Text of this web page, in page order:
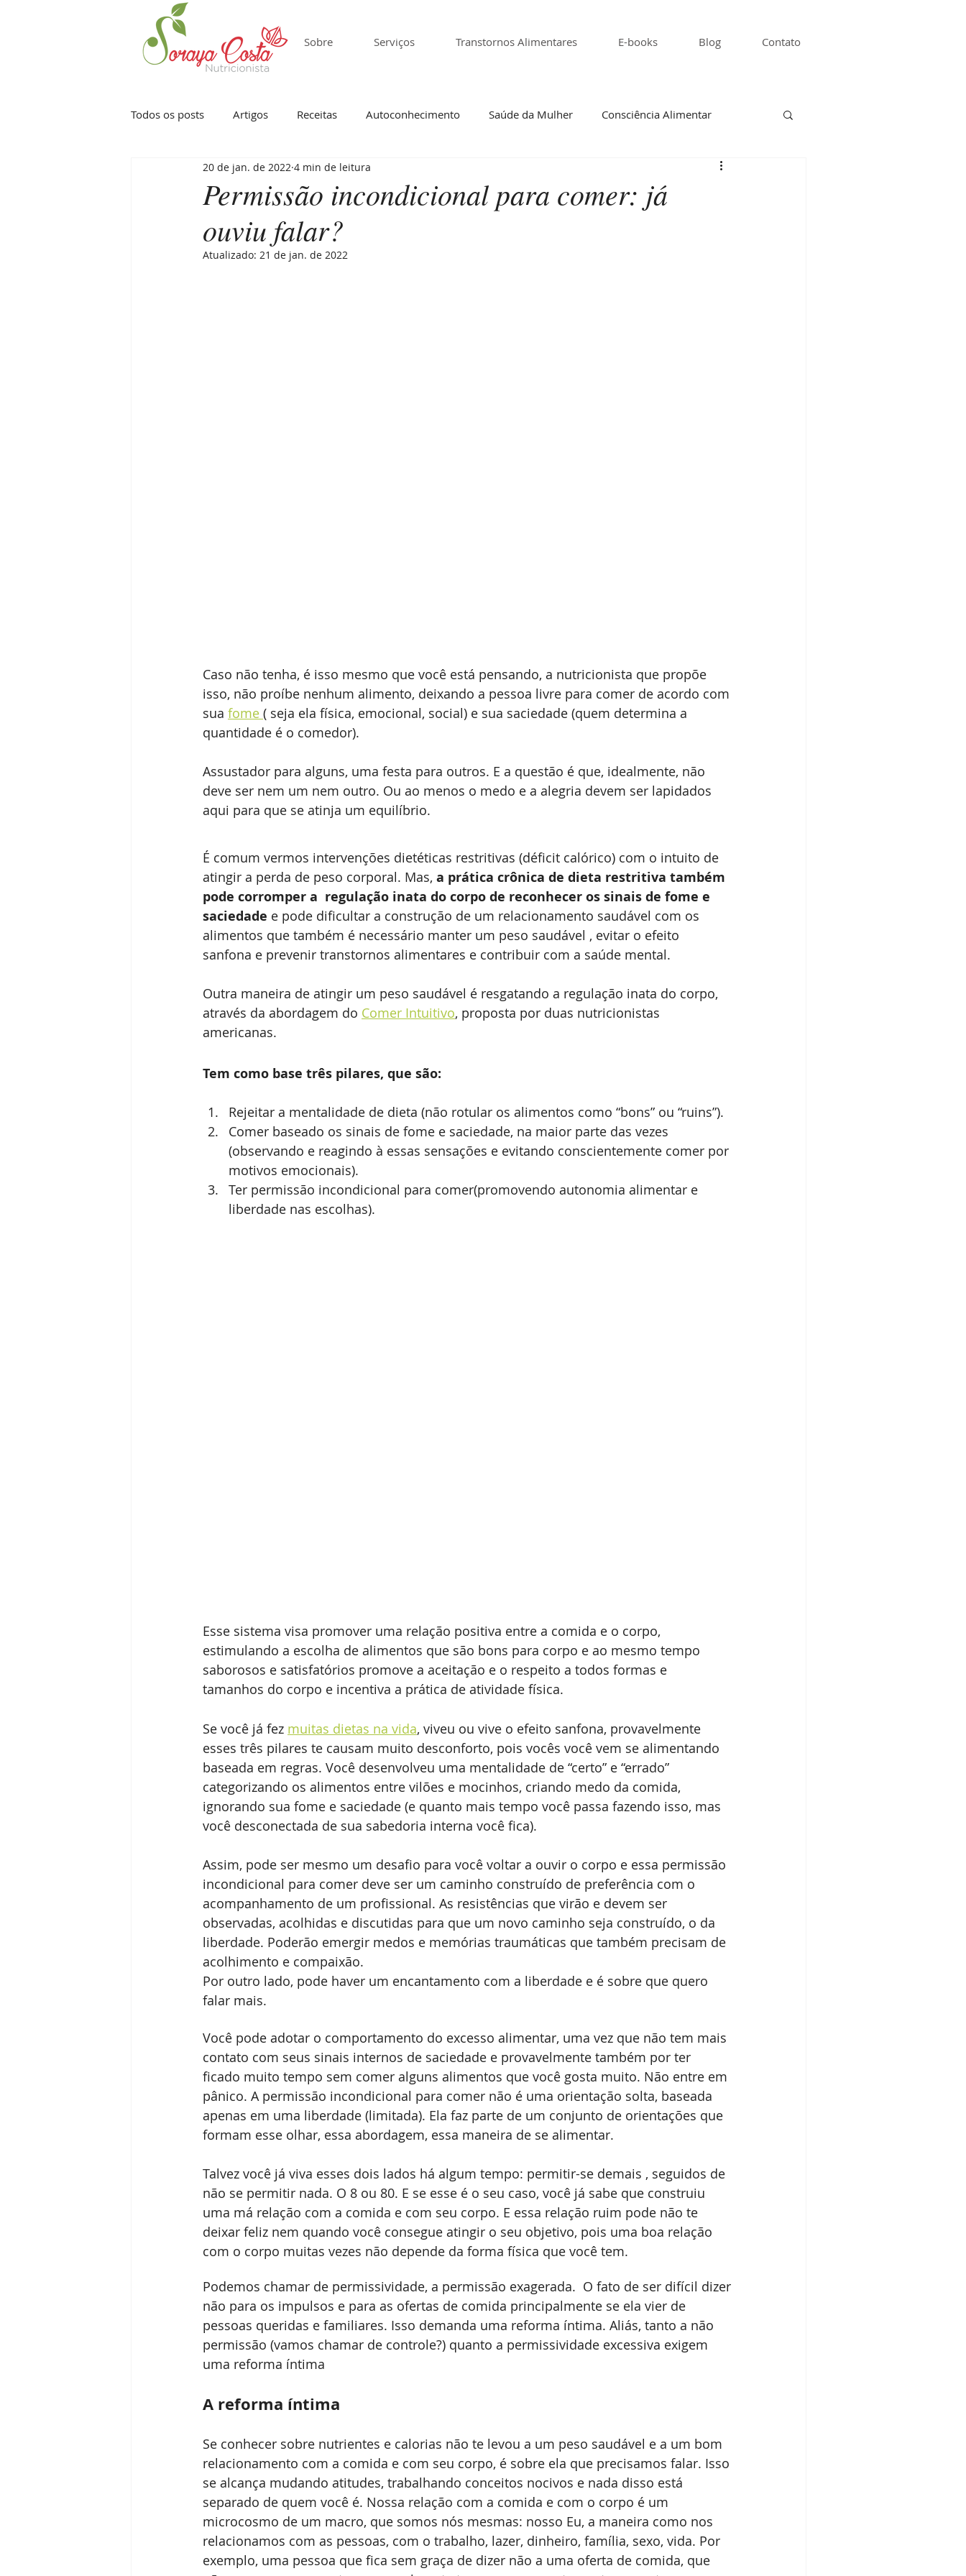
Sobre Serviços Transtornos Alimentares E-books Blog Contato
Todos os posts Artigos Receitas Autoconhecimento Saúde da Mulher Consciência Alimentar
Vegetarianismo Comer intuitivo
Permissão incondicional para comer: já
ouviu falar?
20 de jan. de 2022 4 min de leitura
Atualizado: 21 de jan. de 2022
Caso não tenha, é isso mesmo que você está pensando, a nutricionista que propõe
isso, não proíbe nenhum alimento, deixando a pessoa livre para comer de acordo com
sua fome ( seja ela física, emocional, social) e sua saciedade (quem determina a
quantidade é o comedor).
Assustador para alguns, uma festa para outros. E a questão é que, idealmente, não
deve ser nem um nem outro. Ou ao menos o medo e a alegria devem ser lapidados
aqui para que se atinja um equilíbrio.
É comum vermos intervenções dietéticas restritivas (déficit calórico) com o intuito de
atingir a perda de peso corporal. Mas, a prática crônica de dieta restritiva também
pode corromper a  regulação inata do corpo de reconhecer os sinais de fome e
saciedade e pode dificultar a construção de um relacionamento saudável com os
alimentos que também é necessário manter um peso saudável , evitar o efeito
sanfona e prevenir transtornos alimentares e contribuir com a saúde mental.
Outra maneira de atingir um peso saudável é resgatando a regulação inata do corpo,
através da abordagem do Comer Intuitivo, proposta por duas nutricionistas
americanas.
Tem como base três pilares, que são:
Rejeitar a mentalidade de dieta (não rotular os alimentos como “bons” ou “ruins”).
Comer baseado os sinais de fome e saciedade, na maior parte das vezes
(observando e reagindo à essas sensações e evitando conscientemente comer por
motivos emocionais).
Ter permissão incondicional para comer(promovendo autonomia alimentar e
liberdade nas escolhas).
Esse sistema visa promover uma relação positiva entre a comida e o corpo,
estimulando a escolha de alimentos que são bons para corpo e ao mesmo tempo
saborosos e satisfatórios promove a aceitação e o respeito a todos formas e
tamanhos do corpo e incentiva a prática de atividade física.
Se você já fez muitas dietas na vida, viveu ou vive o efeito sanfona, provavelmente
esses três pilares te causam muito desconforto, pois vocês você vem se alimentando
baseada em regras. Você desenvolveu uma mentalidade de “certo” e “errado”
categorizando os alimentos entre vilões e mocinhos, criando medo da comida,
ignorando sua fome e saciedade (e quanto mais tempo você passa fazendo isso, mas
você desconectada de sua sabedoria interna você fica).
Assim, pode ser mesmo um desafio para você voltar a ouvir o corpo e essa permissão
incondicional para comer deve ser um caminho construído de preferência com o
acompanhamento de um profissional. As resistências que virão e devem ser
observadas, acolhidas e discutidas para que um novo caminho seja construído, o da
liberdade. Poderão emergir medos e memórias traumáticas que também precisam de
acolhimento e compaixão.
Por outro lado, pode haver um encantamento com a liberdade e é sobre que quero
falar mais.
Você pode adotar o comportamento do excesso alimentar, uma vez que não tem mais
contato com seus sinais internos de saciedade e provavelmente também por ter
ficado muito tempo sem comer alguns alimentos que você gosta muito. Não entre em
pânico. A permissão incondicional para comer não é uma orientação solta, baseada
apenas em uma liberdade (limitada). Ela faz parte de um conjunto de orientações que
formam esse olhar, essa abordagem, essa maneira de se alimentar.
Talvez você já viva esses dois lados há algum tempo: permitir-se demais , seguidos de
não se permitir nada. O 8 ou 80. E se esse é o seu caso, você já sabe que construiu
uma má relação com a comida e com seu corpo. E essa relação ruim pode não te
deixar feliz nem quando você consegue atingir o seu objetivo, pois uma boa relação
com o corpo muitas vezes não depende da forma física que você tem.
Podemos chamar de permissividade, a permissão exagerada.  O fato de ser difícil dizer
não para os impulsos e para as ofertas de comida principalmente se ela vier de
pessoas queridas e familiares. Isso demanda uma reforma íntima. Aliás, tanto a não
permissão (vamos chamar de controle?) quanto a permissividade excessiva exigem
uma reforma íntima
A reforma íntima
Se conhecer sobre nutrientes e calorias não te levou a um peso saudável e a um bom
relacionamento com a comida e com seu corpo, é sobre ela que precisamos falar. Isso
se alcança mudando atitudes, trabalhando conceitos nocivos e nada disso está
separado de quem você é. Nossa relação com a comida e com o corpo é um
microcosmo de um macro, que somos nós mesmas: nosso Eu, a maneira como nos
relacionamos com as pessoas, com o trabalho, lazer, dinheiro, família, sexo, vida. Por
exemplo, uma pessoa que fica sem graça de dizer não a uma oferta de comida, que